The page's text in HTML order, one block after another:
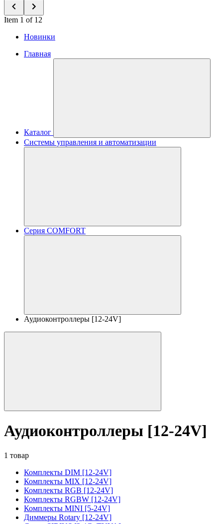
Item 1 of 12
Новинки
Главная
Каталог
Системы управления и автоматизации
Серия COMFORT
Аудиоконтроллеры [12-24V]
Аудиоконтроллеры [12-24V]
1 товар
Комплекты DIM [12-24V]
Комплекты MIX [12-24V]
Комплекты RGB [12-24V]
Комплекты RGBW [12-24V]
Комплекты MINI [5-24V]
Диммеры Rotary [12-24V]